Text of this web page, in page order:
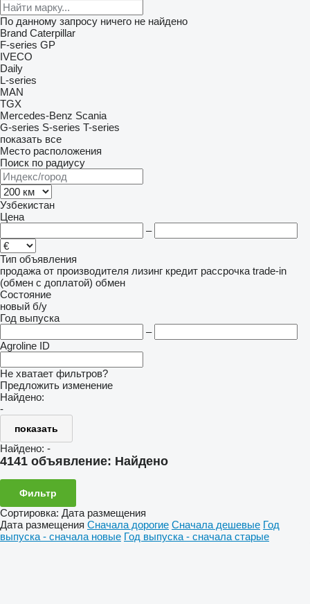
По данному запросу ничего не найдено
Brand Caterpillar
F-series GP
IVECO
Daily
L-series
MAN
TGX
Mercedes-Benz Scania
G-series S-series T-series
показать все
Место расположения
Поиск по радиусу
Узбекистан
Цена
–
Тип объявления
продажа от производителя лизинг кредит рассрочка trade-in
(обмен с доплатой) обмен
Состояние
новый б/у
Год выпуска
–
Agroline ID
Не хватает фильтров?
Предложить изменение
Найдено:
-
показать
Найдено: -
4141 объявление: Найдено
Фильтр
Сортировка: Дата размещения
Дата размещения Сначала дорогие Сначала дешевые Год
выпуска - сначала новые Год выпуска - сначала старые